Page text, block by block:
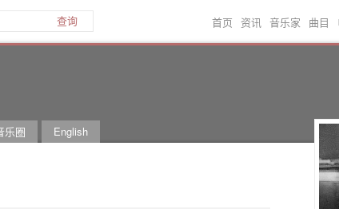
查询 首页 资讯 音乐家 曲目
乐圈 English